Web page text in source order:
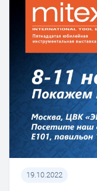
19.10.2022